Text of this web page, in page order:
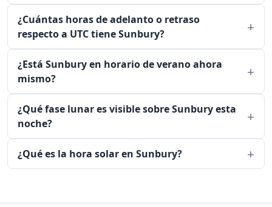
¿Cuántas horas de adelanto o retraso
respecto a UTC tiene Sunbury?
¿Está Sunbury en horario de verano ahora
mismo?
¿Qué fase lunar es visible sobre Sunbury esta
noche?
¿Qué es la hora solar en Sunbury?